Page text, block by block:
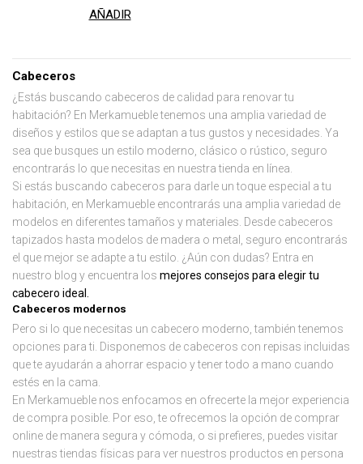
AÑADIR
Cabeceros
¿Estás buscando cabeceros de calidad para renovar tu
habitación? En Merkamueble tenemos una amplia variedad de
diseños y estilos que se adaptan a tus gustos y necesidades. Ya
sea que busques un estilo moderno, clásico o rústico, seguro
encontrarás lo que necesitas en nuestra tienda en línea.
Si estás buscando cabeceros para darle un toque especial a tu
habitación, en Merkamueble encontrarás una amplia variedad de
modelos en diferentes tamaños y materiales. Desde cabeceros
tapizados hasta modelos de madera o metal, seguro encontrarás
el que mejor se adapte a tu estilo. ¿Aún con dudas? Entra en
nuestro blog y encuentra los mejores consejos para elegir tu
cabecero ideal.
Cabeceros modernos
Pero si lo que necesitas un cabecero moderno, también tenemos
opciones para ti. Disponemos de cabeceros con repisas incluidas
que te ayudarán a ahorrar espacio y tener todo a mano cuando
estés en la cama.
En Merkamueble nos enfocamos en ofrecerte la mejor experiencia
de compra posible. Por eso, te ofrecemos la opción de comprar
online de manera segura y cómoda, o si prefieres, puedes visitar
nuestras tiendas físicas para ver nuestros productos en persona